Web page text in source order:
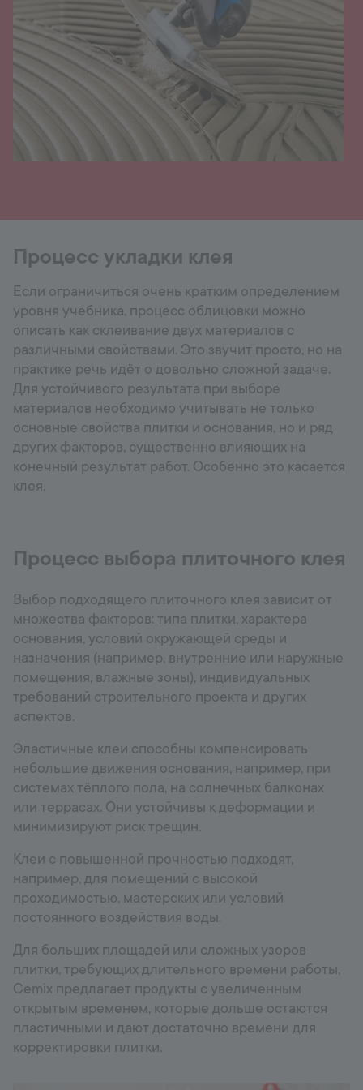
Процесс укладки клея
Если ограничиться очень кратким определением
уровня учебника, процесс облицовки можно
описать как склеивание двух материалов с
различными свойствами. Это звучит просто, но на
практике речь идёт о довольно сложной задаче.
Для устойчивого результата при выборе
материалов необходимо учитывать не только
основные свойства плитки и основания, но и ряд
других факторов, существенно влияющих на
конечный результат работ. Особенно это касается
клея.
Процесс выбора плиточного клея
Выбор подходящего плиточного клея зависит от
множества факторов: типа плитки, характера
основания, условий окружающей среды и
назначения (например, внутренние или наружные
помещения, влажные зоны), индивидуальных
требований строительного проекта и других
аспектов.
Эластичные клеи способны компенсировать
небольшие движения основания, например, при
системах тёплого пола, на солнечных балконах
или террасах. Они устойчивы к деформации и
минимизируют риск трещин.
Клеи с повышенной прочностью подходят,
например, для помещений с высокой
проходимостью, мастерских или условий
постоянного воздействия воды.
Для больших площадей или сложных узоров
плитки, требующих длительного времени работы,
Cemix предлагает продукты с увеличенным
открытым временем, которые дольше остаются
пластичными и дают достаточно времени для
корректировки плитки.